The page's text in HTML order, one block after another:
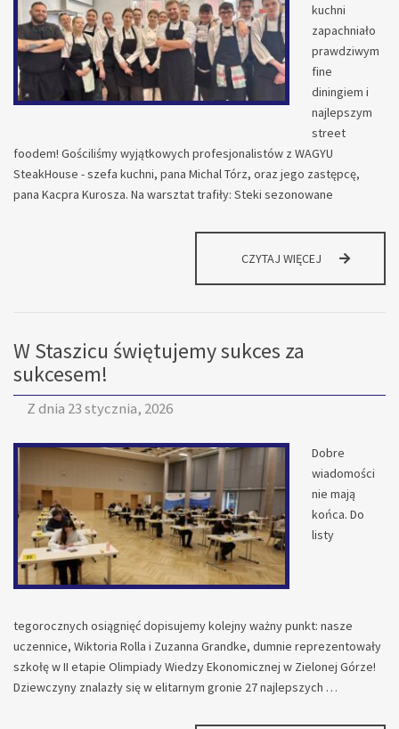
kuchni
zapachniało
prawdziwym
fine
diningiem i
najlepszym
street
foodem! Gościliśmy wyjątkowych profesjonalistów z WAGYU
SteakHouse - szefa kuchni, pana Michal Tórz, oraz jego zastępcę,
pana Kacpra Kurosza. Na warsztat trafiły: Steki sezonowane
CZYTAJ WIĘCEJ STEKI,
TŻ
ZOBACZCIE
SAMI!
W Staszicu świętujemy sukces za
sukcesem!
Z dnia 23 stycznia, 2026
Dobre
wiadomości
nie mają
końca. Do
listy
tegorocznych osiągnięć dopisujemy kolejny ważny punkt: nasze
uczennice, Wiktoria Rolla i Zuzanna Grandke, dumnie reprezentowały
szkołę w II etapie Olimpiady Wiedzy Ekonomicznej w Zielonej Górze!
Dziewczyny znalazły się w elitarnym gronie 27 najlepszych …